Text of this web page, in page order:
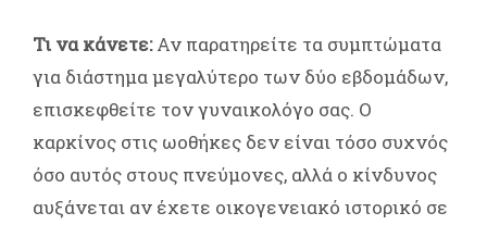
Τι να κάνετε:Αν παρατηρείτε τα συμπτώματα
για διάστημα μεγαλύτερο των δύο εβδομάδων,
επισκεφθείτε τον γυναικολόγο σας. Ο
καρκίνος στις ωοθήκες δεν είναι τόσο συχνός
όσο αυτός στους πνεύμονες, αλλά ο κίνδυνος
αυξάνεται αν έχετε οικογενειακό ιστορικό σε